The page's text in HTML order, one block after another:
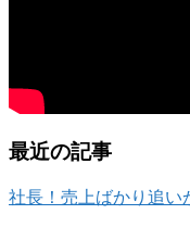
最近の記事
社長！売上ばかり追い